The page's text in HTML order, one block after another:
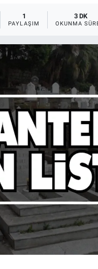
1
PAYLAŞIM
3 DK
OKUNMA